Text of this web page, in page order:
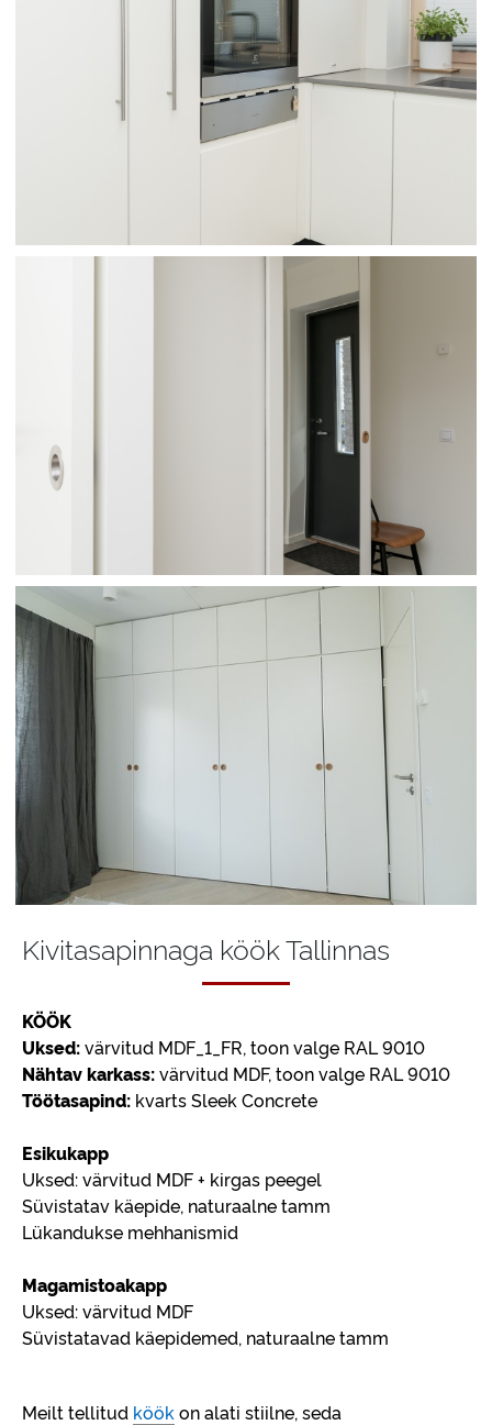
Kivitasapinnaga köök Tallinnas
KÖÖK
Uksed:värvitud MDF_1_FR, toon valge RAL 9010
Nähtav karkass:värvitud MDF, toon valge RAL 9010
Töötasapind: kvarts Sleek Concrete
Esikukapp
Uksed: värvitud MDF + kirgas peegel
Süvistatav käepide, naturaalne tamm
Lükandukse mehhanismid
Magamistoakapp
Uksed: värvitud MDF
Süvistatavad käepidemed, naturaalne tamm
Meilt tellitud köök on alati stiilne, seda